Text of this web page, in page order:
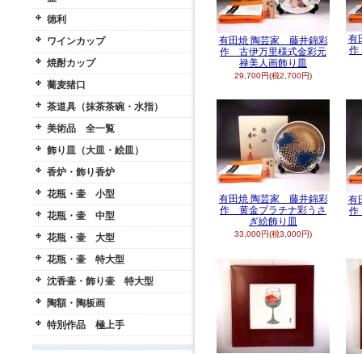
徳利
ワインカップ
焼酎カップ
蕎麦猪口
茶道具（抹茶茶碗・水指）
美術品 全一覧
飾り皿（大皿・絵皿）
香炉・飾り香炉
花瓶・壷 小型
花瓶・壷 中型
花瓶・壷 大型
花瓶・壷 特大型
沈香壷・飾り壷 特大型
陶額・陶板画
特別作品 極上手
有田焼 陶芸家 藤井錦彩
作 古伊万里様式金彩元
禄美人画飾り皿
29,700円(税2,700円)
有
作
有田焼 陶芸家 藤井錦彩
作 黄金プラチナ彩うさ
ぎ絵飾り皿
33,000円(税3,000円)
有
作